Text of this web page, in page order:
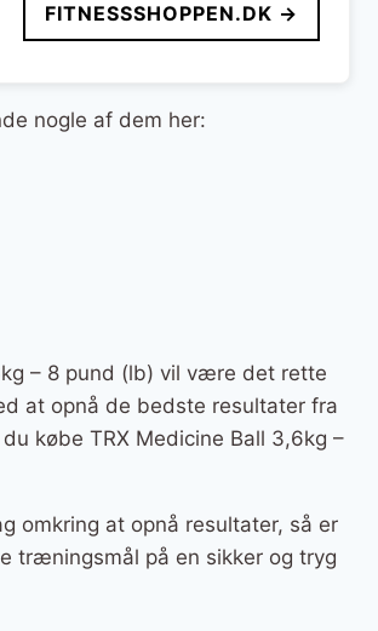
FITNESSSHOPPEN.DK →
nogle af dem her:
– 8 pund (lb) vil være det rette
at opnå de bedste resultater fra
købe TRX Medicine Ball 3,6kg –
omkring at opnå resultater, så er
træningsmål på en sikker og tryg